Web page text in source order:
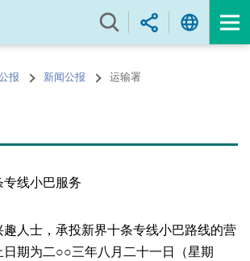
报 新闻公报 运输署
线小巴服务
人士，承投新界十条专线小巴路线的营
期为二○○三年八月二十一日（星期